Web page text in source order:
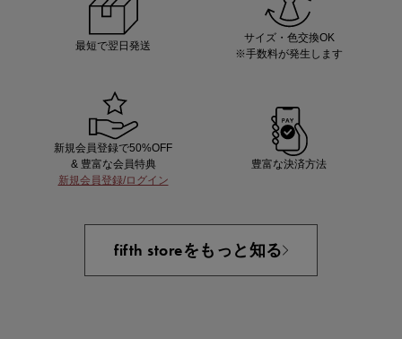
最短で翌日発送
サイズ・色交換OK
※手数料が発生します
新規会員登録で50%OFF
& 豊富な会員特典
新規会員登録/ログイン
豊富な決済方法
fifth storeをもっと知る